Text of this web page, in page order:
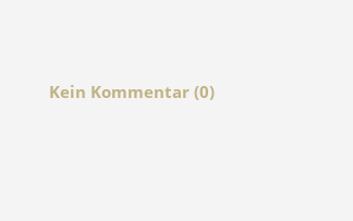
Kein Kommentar (0)